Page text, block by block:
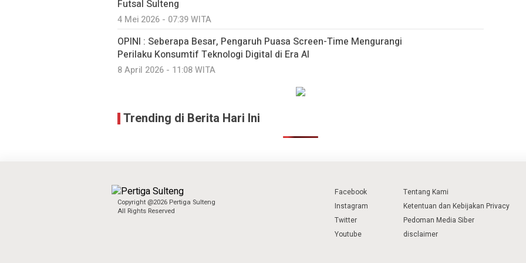
Futsal Sulteng
4 Mei 2026 - 07:39 WITA
OPINI : Seberapa Besar, Pengaruh Puasa Screen-Time Mengurangi
Perilaku Konsumtif Teknologi Digital di Era AI
8 April 2026 - 11:08 WITA
Trending di Berita Hari Ini
Copyright @2026 Pertiga Sulteng
All Rights Reserved
Facebook
Instagram
Twitter
Youtube
Tentang Kami
Ketentuan dan Kebijakan Privacy
Pedoman Media Siber
disclaimer